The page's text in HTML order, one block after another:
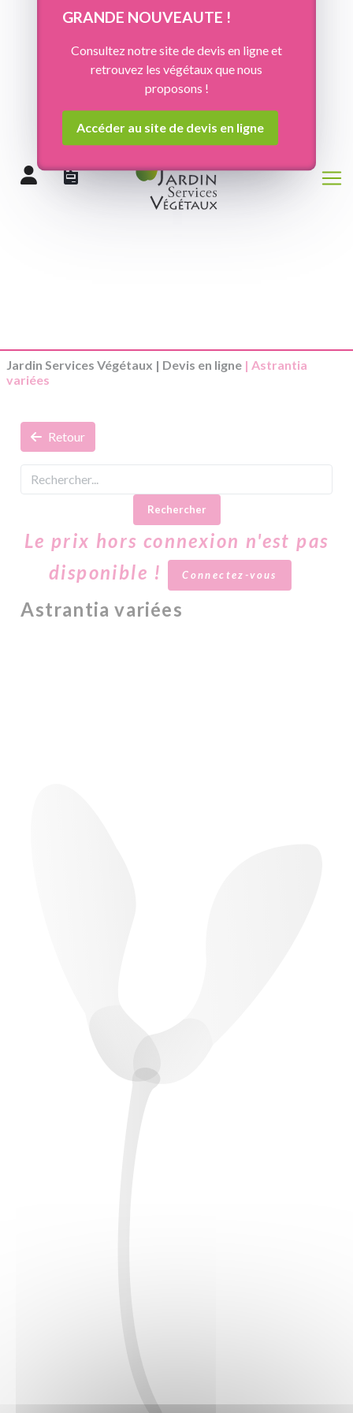
GRANDE NOUVEAUTE !
Consultez notre site de devis en ligne et
retrouvez les végétaux que nous
proposons !
Accéder au site de devis en ligne
Jardin Services Végétaux | Devis en ligne | Astrantia
variées
Retour
Rechercher
Le prix hors connexion n'est pas
disponible !
Connectez-vous
Astrantia variées
Panneau de gestion des cookies